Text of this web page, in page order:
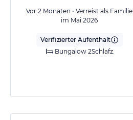
Vor 2 Monaten • Verreist als Familie
im Mai 2026
Verifizierter Aufenthalt
Bungalow 2Schlafz.